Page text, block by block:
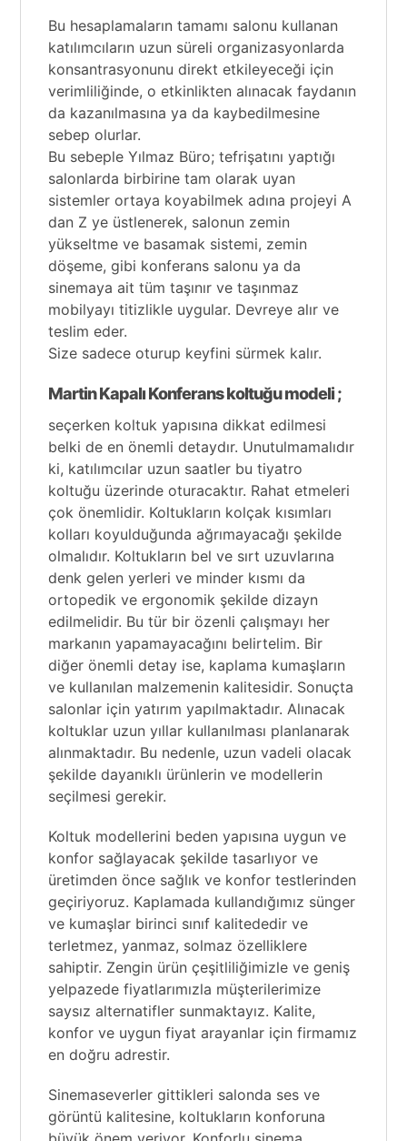
Bu hesaplamaların tamamı salonu kullanan
katılımcıların uzun süreli organizasyonlarda
konsantrasyonunu direkt etkileyeceği için
verimliliğinde, o etkinlikten alınacak faydanın
da kazanılmasına ya da kaybedilmesine
sebep olurlar.
Bu sebeple Yılmaz Büro; tefrişatını yaptığı
salonlarda birbirine tam olarak uyan
sistemler ortaya koyabilmek adına projeyi A
dan Z ye üstlenerek, salonun zemin
yükseltme ve basamak sistemi, zemin
döşeme, gibi konferans salonu ya da
sinemaya ait tüm taşınır ve taşınmaz
mobilyayı titizlikle uygular. Devreye alır ve
teslim eder.
Size sadece oturup keyfini sürmek kalır.
Martin Kapalı Konferans koltuğu modeli ;
seçerken koltuk yapısına dikkat edilmesi
belki de en önemli detaydır. Unutulmamalıdır
ki, katılımcılar uzun saatler butiyatro
koltuğu üzerinde oturacaktır. Rahat etmeleri
çok önemlidir. Koltukların kolçak kısımları
kolları koyulduğunda ağrımayacağı şekilde
olmalıdır. Koltukların bel ve sırt uzuvlarına
denk gelen yerleri ve minder kısmı da
ortopedik ve ergonomik şekilde dizayn
edilmelidir. Bu tür bir özenli çalışmayı her
markanın yapamayacağını belirtelim. Bir
diğer önemli detay ise, kaplama kumaşların
ve kullanılan malzemenin kalitesidir. Sonuçta
salonlar için yatırım yapılmaktadır. Alınacak
koltuklar uzun yıllar kullanılması planlanarak
alınmaktadır. Bu nedenle, uzun vadeli olacak
şekilde dayanıklı ürünlerin ve modellerin
seçilmesi gerekir.
Koltuk modellerini beden yapısına uygun ve
konfor sağlayacak şekilde tasarlıyor ve
üretimden önce sağlık ve konfor testlerinden
geçiriyoruz. Kaplamada kullandığımız sünger
ve kumaşlar birinci sınıf kalitededir ve
terletmez, yanmaz, solmaz özelliklere
sahiptir. Zengin ürün çeşitliliğimizle ve geniş
yelpazede fiyatlarımızla müşterilerimize
saysız alternatifler sunmaktayız. Kalite,
konfor ve uygun fiyat arayanlar için firmamız
en doğru adrestir.
Sinemaseverler gittikleri salonda ses ve
görüntü kalitesine, koltukların konforuna